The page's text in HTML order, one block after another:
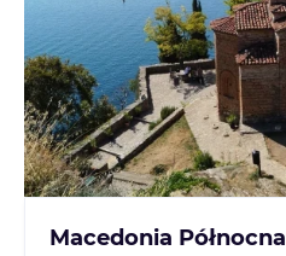
Macedonia Północna